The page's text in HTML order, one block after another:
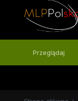
Przeglądaj